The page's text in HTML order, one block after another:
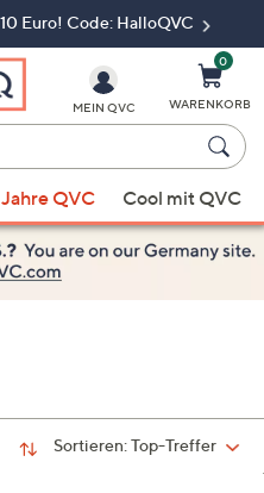
Euro! Code: HalloQVC
MEIN QVC
0
WARENKORB
QVC Cool mit QVC
Sortieren:Top-Treffer